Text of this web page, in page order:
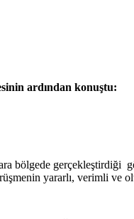
ardından konuştu:
gerçekleştirdiği
yararlı, verimli